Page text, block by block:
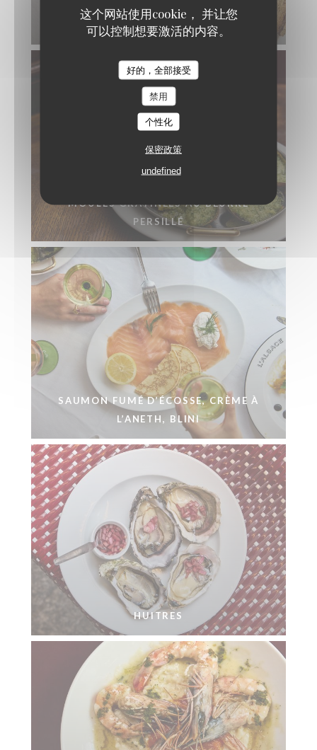
这个网站使用cookie， 并让您
可以控制想要激活的内容。
好的，全部接受
禁用
个性化
保密政策
undefined
CUIT AU GEWURZTRAMINER CHUTNEY
DE FRUITS, PAIN GRILLÉ
MOULES GRATINÉES AU BEURRE
PERSILLÉ
SAUMON FUMÉ D’ÉCOSSE, CRÈME À
L’ANETH, BLINI
HUITRES